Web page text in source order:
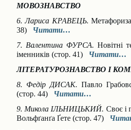
МОВОЗНАВСТВО
6. Лариса КРАВЕЦЬ.
38) Читати…
7. Валентина ФУРСА. Новітні
іменників (стор. 41) Читати…
ЛІТЕРАТУРОЗНАВСТВО І
8. Федір ДИСАК. Павло
(стор. 44) Читати…
9. Микола ІЛЬНИЦЬКИЙ. Своє і
Вольфґанґа Ґете (стор. 47)